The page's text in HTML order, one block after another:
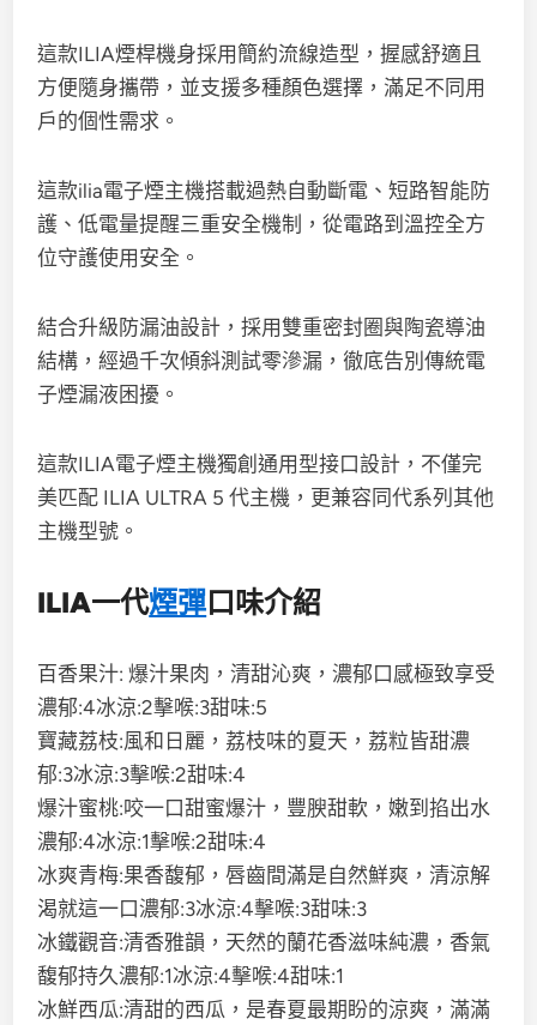
這款ILIA煙桿機身採用簡約流線造型，握感舒適且
方便隨身攜帶，並支援多種顏色選擇，滿足不同用
戶的個性需求。
這款ilia電子煙主機搭載過熱自動斷電、短路智能防
護、低電量提醒三重安全機制，從電路到溫控全方
位守護使用安全。
結合升級防漏油設計，採用雙重密封圈與陶瓷導油
結構，經過千次傾斜測試零滲漏，徹底告別傳統電
子煙漏液困擾。​
這款ILIA電子煙主機獨創通用型接口設計，不僅完
美匹配 ILIA ULTRA 5 代主機，更兼容同代系列其他
主機型號。
ILIA一代煙彈口味介紹
百香果汁: 爆汁果肉，清甜沁爽，濃郁口感極致享受
濃郁:4冰涼:2擊喉:3甜味:5
寶藏荔枝:風和日麗，荔枝味的夏天，荔粒皆甜濃
郁:3冰涼:3擊喉:2甜味:4
爆汁蜜桃:咬一口甜蜜爆汁，豐腴甜軟，嫩到掐出水
濃郁:4冰涼:1擊喉:2甜味:4
冰爽青梅:果香馥郁，唇齒間滿是自然鮮爽，清涼解
渴就這一口濃郁:3冰涼:4擊喉:3甜味:3
冰鐵觀音:清香雅韻，天然的蘭花香滋味純濃，香氣
馥郁持久濃郁:1冰涼:4擊喉:4甜味:1
冰鮮西瓜:清甜的西瓜，是春夏最期盼的涼爽，滿滿